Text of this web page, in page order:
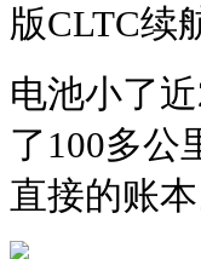
版CLTC续
电池小了
了100多
直接的账本